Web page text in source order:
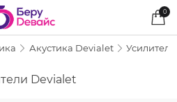
0
Акустика Devialet
Devialet